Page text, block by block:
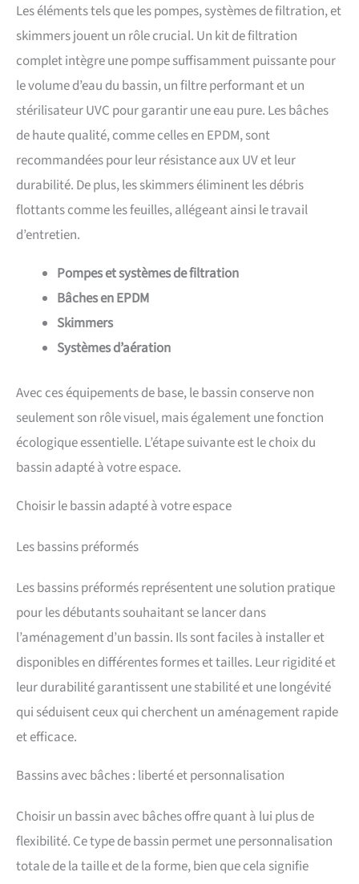
Les éléments tels que les pompes, systèmes de filtration, et
skimmers jouent un rôle crucial. Un kit de filtration
complet intègre une pompe suffisamment puissante pour
le volume d’eau du bassin, un filtre performant et un
stérilisateur UVC pour garantir une eau pure. Les bâches
de haute qualité, comme celles en EPDM, sont
recommandées pour leur résistance aux UV et leur
durabilité. De plus, les skimmers éliminent les débris
flottants comme les feuilles, allégeant ainsi le travail
d’entretien.
Pompes et systèmes de filtration
Bâches en EPDM
Skimmers
Systèmes d’aération
Avec ces équipements de base, le bassin conserve non
seulement son rôle visuel, mais également une fonction
écologique essentielle. L’étape suivante est le choix du
bassin adapté à votre espace.
Choisir le bassin adapté à votre espace
Les bassins préformés
Les bassins préformés représentent une solution pratique
pour les débutants souhaitant se lancer dans
l’aménagement d’un bassin. Ils sont faciles à installer et
disponibles en différentes formes et tailles. Leur rigidité et
leur durabilité garantissent une stabilité et une longévité
qui séduisent ceux qui cherchent un aménagement rapide
et efficace.
Bassins avec bâches : liberté et personnalisation
Choisir un bassin avec bâches offre quant à lui plus de
flexibilité. Ce type de bassin permet une personnalisation
totale de la taille et de la forme, bien que cela signifie